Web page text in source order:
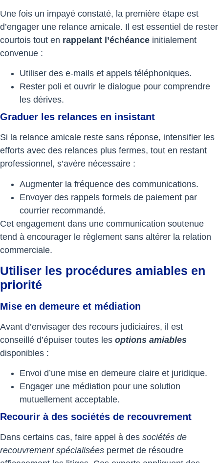
Une fois un impayé constaté, la première étape est
d’engager une relance amicale. Il est essentiel de rester
courtois tout en rappelant l’échéance initialement
convenue :
Utiliser des e-mails et appels téléphoniques.
Rester poli et ouvrir le dialogue pour comprendre
les dérives.
Graduer les relances en insistant
Si la relance amicale reste sans réponse, intensifier les
efforts avec des relances plus fermes, tout en restant
professionnel, s’avère nécessaire :
Augmenter la fréquence des communications.
Envoyer des rappels formels de paiement par
courrier recommandé.
Cet engagement dans une communication soutenue
tend à encourager le règlement sans altérer la relation
commerciale.
Utiliser les procédures amiables en
priorité
Mise en demeure et médiation
Avant d’envisager des recours judiciaires, il est
conseillé d’épuiser toutes les options amiables
disponibles :
Envoi d’une mise en demeure claire et juridique.
Engager une médiation pour une solution
mutuellement acceptable.
Recourir à des sociétés de recouvrement
Dans certains cas, faire appel à des sociétés de
recouvrement spécialisées permet de résoudre